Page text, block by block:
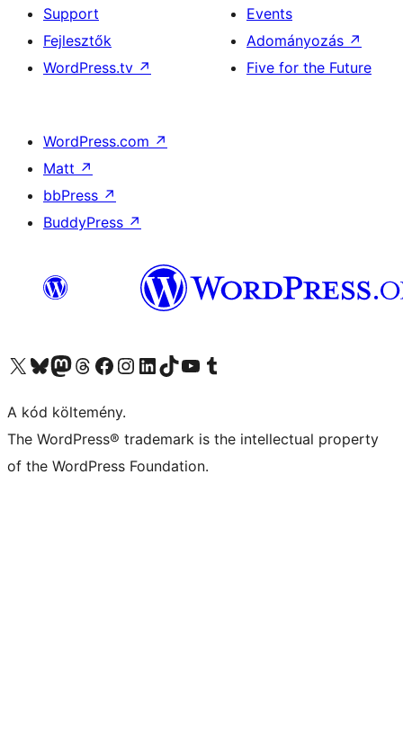
Support
Fejlesztők
WordPress.tv ↗
Events
Adományozás ↗
Five for the Future
WordPress.com ↗
Matt ↗
bbPress ↗
BuddyPress ↗
Visit our X (formerly Twitter) account
Visit our Bluesky account
Twitter csatornánk
Visit our Threads account
Facebook oldalunk megtekintése
Visit our Instagram account
Visit our LinkedIn account
Visit our TikTok account
Visit our YouTube channel
Visit our Tumblr account
A kód költemény.
The WordPress® trademark is the intellectual property
of the WordPress Foundation.